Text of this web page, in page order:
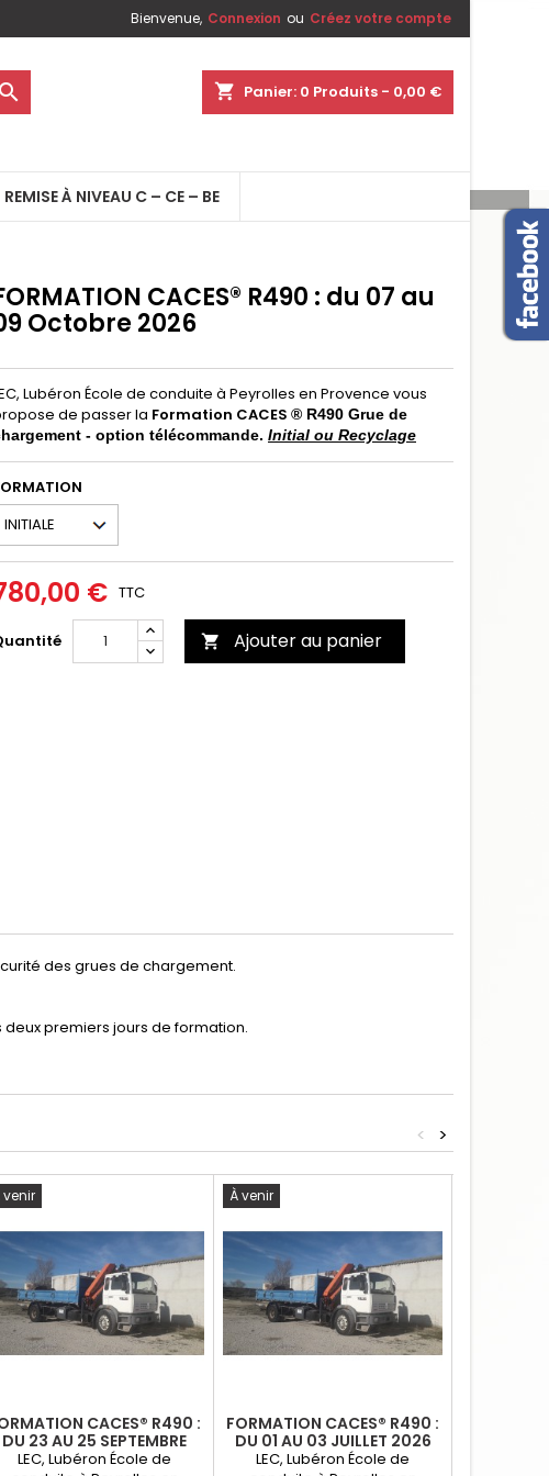
Bienvenue, Connexion ou Créez votre compte
shopping_cart Panier: 0 Produits - 0,00 €

REMISE À NIVEAU C – CE – BE
CACES® R490 : du 07 au
Octobre 2026
Lubéron École de conduite à Peyrolles en Provence vous
de passer la Formation CACES ® R490 Grue de
- option télécommande. Initial ou Recyclage
€ TTC
 Ajouter au panier
des grues de chargement.
premiers jours de formation.
>
<
venir
CACES® R490 :
DU 23 AU 25 SEPTEMBRE
2026
LEC, Lubéron École de
À venir
FORMATION CACES® R490 :
DU 01 AU 03 JUILLET 2026
LEC, Lubéron École de